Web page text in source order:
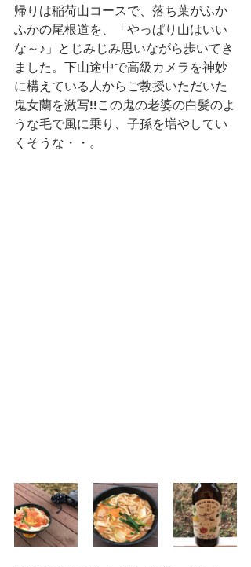
帰りは稲荷山コースで、落ち葉がふか
ふかの尾根道を、「やっぱり山はいい
な～♪」とじみじみ思いながら歩いてき
ました。下山途中で高級カメラを神妙
に構えている人からご教授いただいた
鬼女蘭を激写!!この鬼の老婆の白髪のよ
うな毛で風に乗り、子孫を増やしてい
くそうな・・。